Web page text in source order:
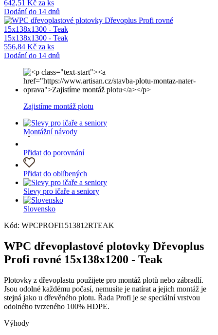
642,51 Kč za ks
Dodání do 14 dnů
15x138x1300 - Teak
556,84 Kč za ks
Dodání do 14 dnů
Zajistíme montáž plotu
Montážní návody
Přidat do porovnání
Přidat do oblíbených
Slevy pro ičaře a seniory
Slovensko
Kód: WPCPROFI1513812RTEAK
WPC dřevoplastové plotovky Dřevoplus
Profi rovné 15x138x1200 - Teak
Plotovky z dřevoplastu použijete pro montáž plotů nebo zábradlí.
Jsou odolné každému počasí, nemusíte je natírat a jejich montáž je
stejná jako u dřevěného plotu. Řada Profi je se speciální vrstvou
odolného tvrzeného 100% HDPE.
Výhody